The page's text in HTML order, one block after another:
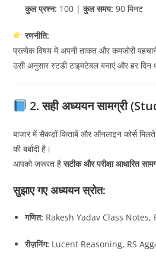
कुल प्रश्न: 100 |कुल समय: 90 मिनट
रणनीति:
प्रत्येक विषय में अपनी ताकत और कमजोरी
उसी अनुसार स्टडी टाइमटेबल बनाएं और हर दिन
2. सही अध्ययन सामग्री
बाजार में सैकड़ों किताबें और ऑनलाइन कोर्स
की बर्बादी है।
आपको जरूरत हैसटीक और परीक्षा आधारित
सुझाए गए अध्ययन स्रोत:
गणित: Rakesh Yadav Class
रीज़निंग: Lucent Reasoning, RS